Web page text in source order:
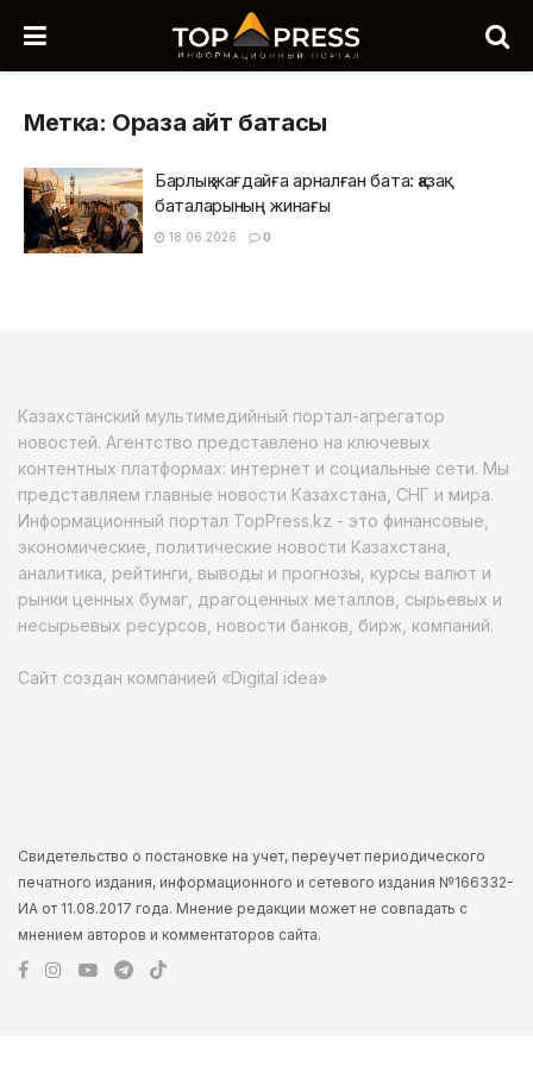
Метка: Ораза айт батасы
Барлық жағдайға арналған бата: қазақ
баталарының жинағы
18.06.2026 0
Казахстанский мультимедийный портал-агрегатор
новостей. Агентство представлено на ключевых
контентных платформах: интернет и социальные сети. Мы
представляем главные новости Казахстана, СНГ и мира.
Информационный портал TopPress.kz - это финансовые,
экономические, политические новости Казахстана,
аналитика, рейтинги, выводы и прогнозы, курсы валют и
рынки ценных бумаг, драгоценных металлов, сырьевых и
несырьевых ресурсов, новости банков, бирж, компаний.
Сайт создан компанией «Digital idea»
Свидетельство о постановке на учет, переучет периодического
печатного издания, информационного и сетевого издания №166332-
ИА от 11.08.2017 года. Мнение редакции может не совпадать с
мнением авторов и комментаторов сайта.